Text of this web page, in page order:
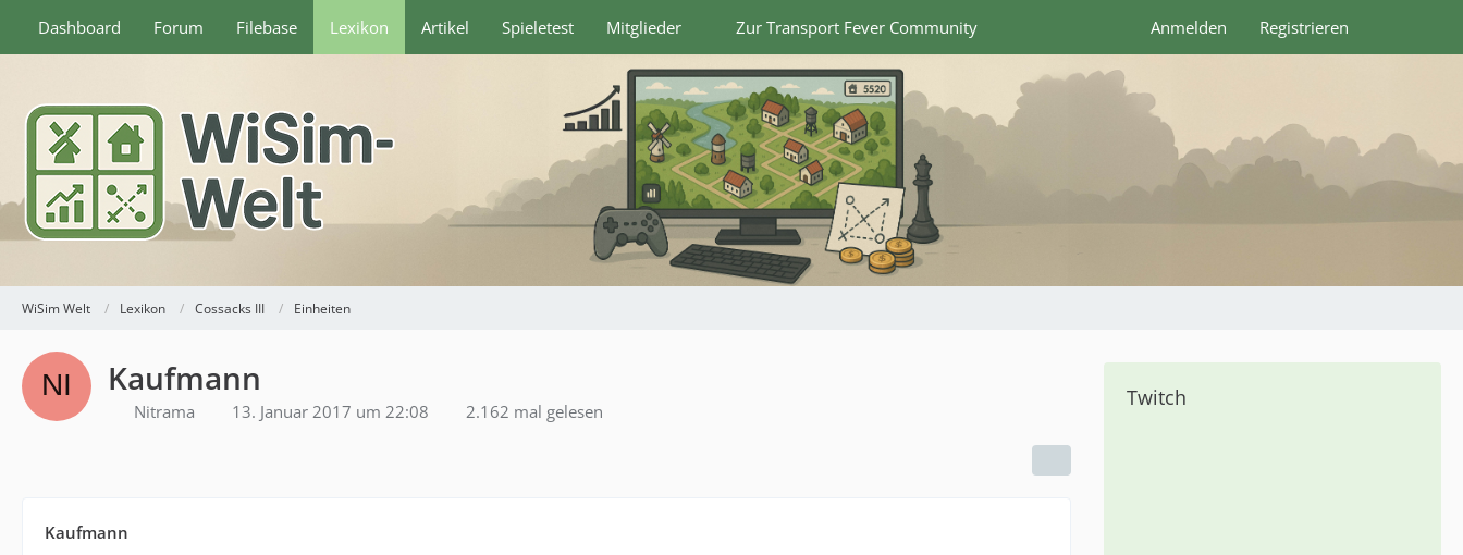
Dashboard Forum Filebase Lexikon Artikel Spieletest Mitglieder Zur Transport Fever Community Anmelden Registrieren
WiSim Welt Lexikon Cossacks III Einheiten
Kaufmann
Nitrama 13. Januar 2017 um 22:08 2.162 mal gelesen
Kaufmann
Twitch